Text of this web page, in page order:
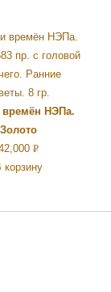
времён НЭПа.
Золото
Р
УБ.
корзину